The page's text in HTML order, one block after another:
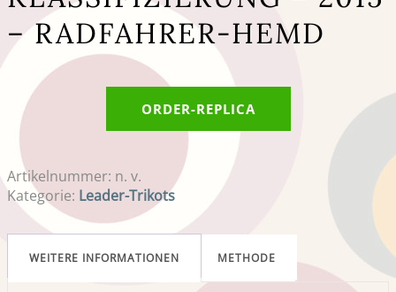
– RADFAHRER-HEMD
ORDER-REPLICA
Artikelnummer: n. v.
Kategorie: Leader-Trikots
WEITERE INFORMATIONEN METHODE